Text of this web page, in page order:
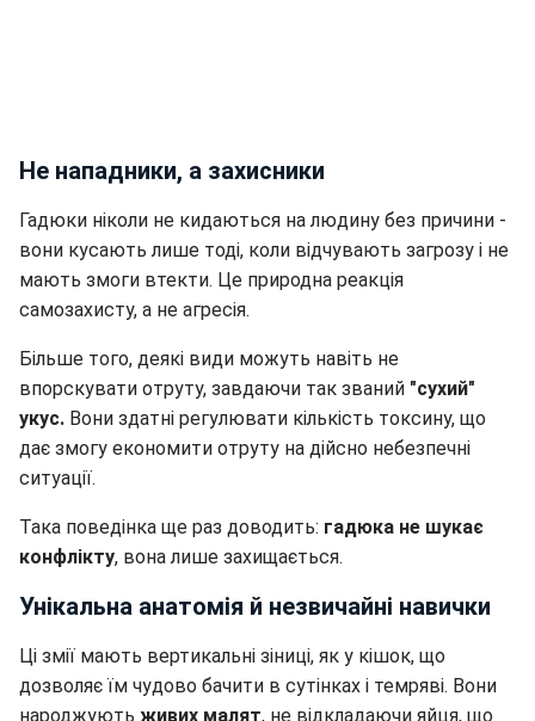
Не нападники, а захисники
Гадюки ніколи не кидаються на людину без причини -
вони кусають лише тоді, коли відчувають загрозу і не
мають змоги втекти. Це природна реакція
самозахисту, а не агресія.
Більше того, деякі види можуть навіть не
впорскувати отруту, завдаючи так званий "сухий"
укус. Вони здатні регулювати кількість токсину, що
дає змогу економити отруту на дійсно небезпечні
ситуації.
Така поведінка ще раз доводить: гадюка не шукає
конфлікту, вона лише захищається.
Унікальна анатомія й незвичайні навички
Ці змії мають вертикальні зіниці, як у кішок, що
дозволяє їм чудово бачити в сутінках і темряві. Вони
народжують живих малят, не відкладаючи яйця, що